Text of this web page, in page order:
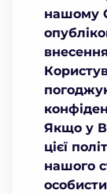
нашому
Якщо у
цієї
нашого